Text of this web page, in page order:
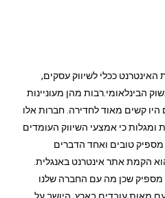
ככלי לשיווק עסקים,
הבינלאומי.רבות מהן מעוניינות
היו קשים מאוד לחדירה. חברות אלו
ומגלות כי אמצעי השיווק העומדים
טובים ואחד הדברים
הקמת אתר אינטרנט באנגלית.
מספיק שכן מה עם החברה שלנו